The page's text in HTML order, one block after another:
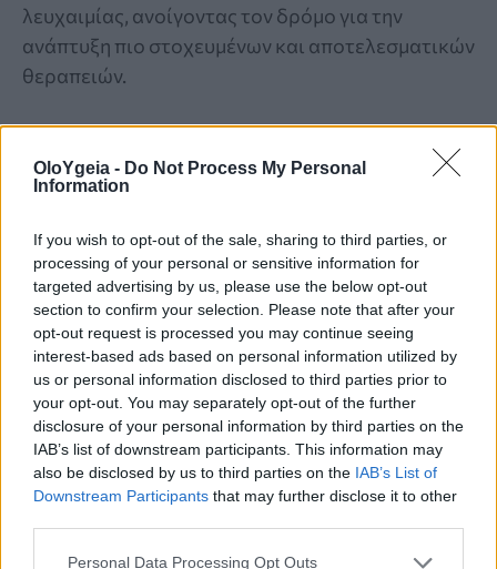
OloYgeia - Do Not Process My Personal
Information
If you wish to opt-out of the sale, sharing to third parties, or
processing of your personal or sensitive information for
targeted advertising by us, please use the below opt-out
section to confirm your selection. Please note that after your
opt-out request is processed you may continue seeing
interest-based ads based on personal information utilized by
us or personal information disclosed to third parties prior to
your opt-out. You may separately opt-out of the further
disclosure of your personal information by third parties on the
IAB’s list of downstream participants. This information may
also be disclosed by us to third parties on the IAB’s List of
Downstream Participants that may further disclose it to other
Personal Data Processing Opt Outs
λευχαιμίας, ανοίγοντας τον δρόμο για την
ανάπτυξη πιο στοχευμένων και αποτελεσματικών
θεραπειών.